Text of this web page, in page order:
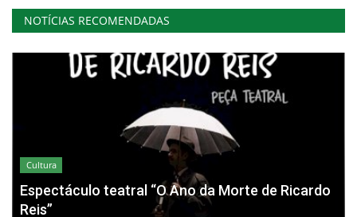
NOTÍCIAS RECOMENDADAS
Cultura
Espectáculo teatral “O Ano da Morte de Ricardo
Reis”